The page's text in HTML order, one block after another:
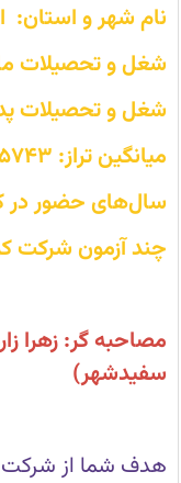
محیط
کنکور
آشنا
میشوم.
نام شهر و
شغل و تحصیلات
شغل و تحصیلات
میانگین تراز: 5743
سال‌های حضور در
چند آزمون شرکت کرده
مصاحبه گر: زهرا
سفیدشهر)
هدف شما از شرکت